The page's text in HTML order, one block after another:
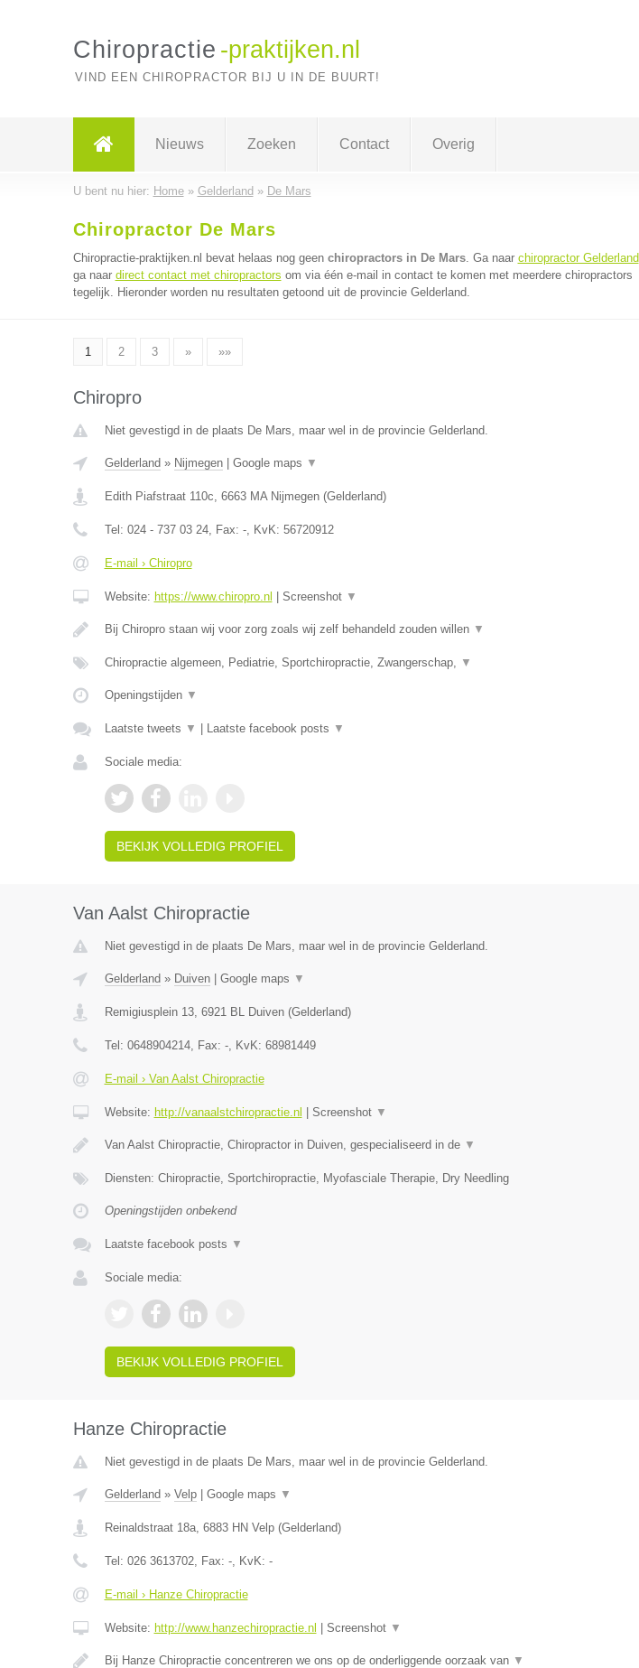
Chiropractie -praktijken.nl
VIND EEN CHIROPRACTOR BIJ U IN DE BUURT!
Nieuws Zoeken Contact Overig
U bent nu hier: Home» Gelderland » De Mars
Chiropractor De Mars
Chiropractie-praktijken.nl bevat helaas nog geen chiropractors in De Mars. Ga naar chiropractor Gelderland
ga naar direct contact met chiropractors om via één e-mail in contact te komen met meerdere chiropractors
tegelijk. Hieronder worden nu resultaten getoond uit de provincie Gelderland.
1 2 3 » »»
Chiropro
Niet gevestigd in de plaats De Mars, maar wel in de provincie Gelderland.
Gelderland » Nijmegen| Google maps ▼
Edith Piafstraat 110c, 6663 MA Nijmegen(Gelderland)
Tel: 024 - 737 03 24, Fax: -, KvK: 56720912
E-mail › Chiropro
Website: https://www.chiropro.nl Screenshot ▼
Bij Chiropro staan wij voor zorg zoals wij zelf behandeld zouden willen ▼
Chiropractie algemeen, Pediatrie, Sportchiropractie, Zwangerschap, ▼
Openingstijden ▼
Laatste tweets ▼ Laatste facebook posts ▼
Sociale media:
BEKIJK VOLLEDIG PROFIEL
Van Aalst Chiropractie
Niet gevestigd in de plaats De Mars, maar wel in de provincie Gelderland.
Gelderland » Duiven| Google maps ▼
Remigiusplein 13, 6921 BL Duiven(Gelderland)
Tel: 0648904214, Fax: -, KvK: 68981449
E-mail › Van Aalst Chiropractie
Website: http://vanaalstchiropractie.nl Screenshot ▼
Van Aalst Chiropractie, Chiropractor in Duiven, gespecialiseerd in de ▼
Diensten: Chiropractie, Sportchiropractie, Myofasciale Therapie, Dry Needling
Openingstijden onbekend
Laatste facebook posts ▼
Sociale media:
BEKIJK VOLLEDIG PROFIEL
Hanze Chiropractie
Niet gevestigd in de plaats De Mars, maar wel in de provincie Gelderland.
Gelderland » Velp| Google maps ▼
Reinaldstraat 18a, 6883 HN Velp(Gelderland)
Tel: 026 3613702, Fax: -, KvK: -
E-mail › Hanze Chiropractie
Website: http://www.hanzechiropractie.nl Screenshot ▼
Bij Hanze Chiropractie concentreren we ons op de onderliggende oorzaak van ▼